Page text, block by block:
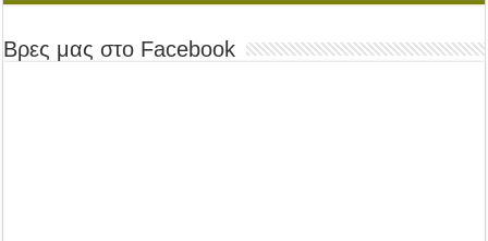
Βρες μας στο Facebook